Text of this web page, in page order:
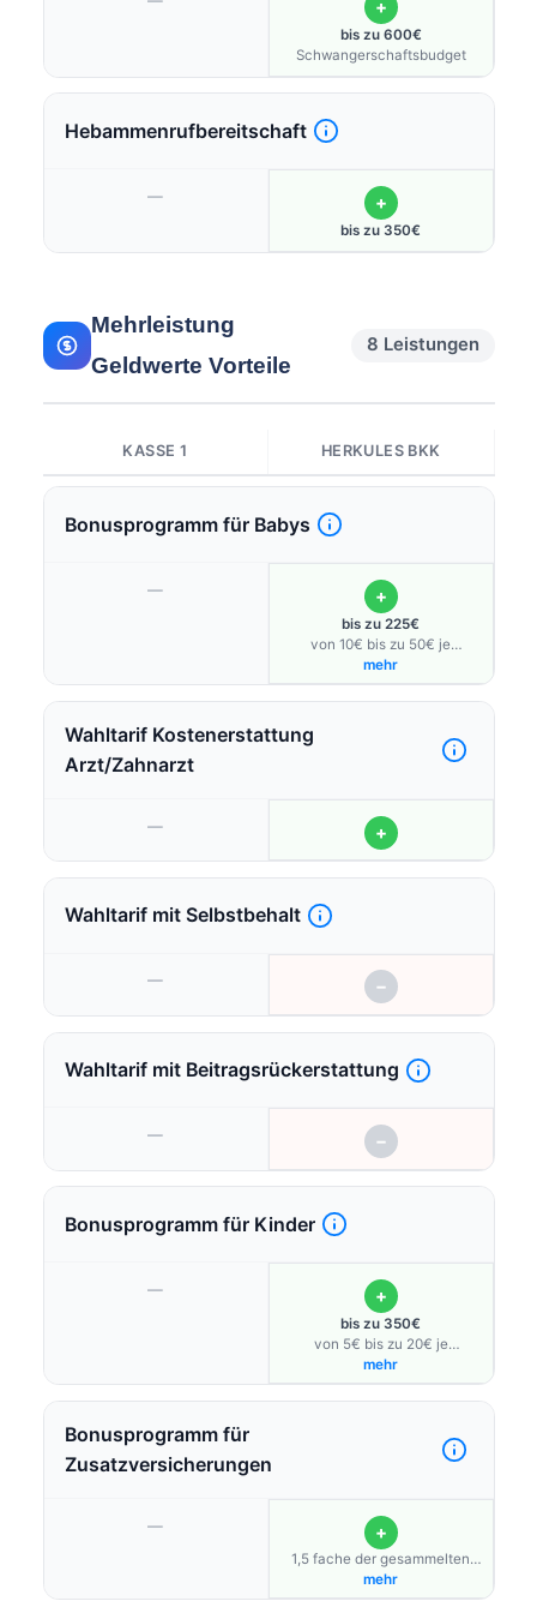
+
bis zu 600€
Schwangerschaftsbudget
Hebammenrufbereitschaft
— +
bis zu 350€
Mehrleistung
Geldwerte Vorteile
8 Leistungen
KASSE 1 HERKULES BKK
Bonusprogramm für Babys
— +
bis zu 225€
von 10€ bis zu 50€ je
Maßnahme, von 0 bis 1 Jahr
mehr
Wahltarif Kostenerstattung
Arzt/Zahnarzt
— +
Wahltarif mit Selbstbehalt
— −
Wahltarif mit Beitragsrückerstattung
— −
Bonusprogramm für Kinder
— +
bis zu 350€
von 5€ bis zu 20€ je
Maßnahme
mehr
Bonusprogramm für
Zusatzversicherungen
— +
1,5 fache der gesammelten
Bonuspunkte für private
Zusatzversicherungsverträge
mehr